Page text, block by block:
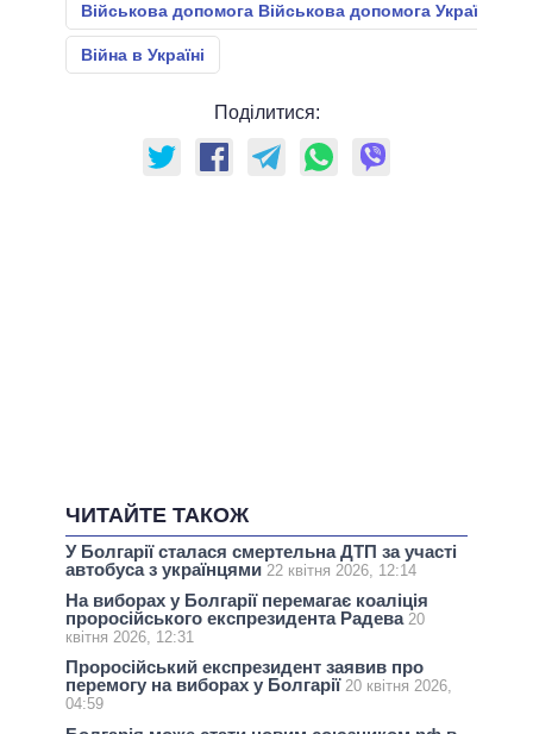
Військова допомога Військова допомога Україні
Війна в Україні
Поділитися:
ЧИТАЙТЕ ТАКОЖ
У Болгарії сталася смертельна ДТП за участі
автобуса з українцями 22 квітня 2026, 12:14
На виборах у Болгарії перемагає коаліція
проросійського експрезидента Радева 20
квітня 2026, 12:31
Проросійський експрезидент заявив про
перемогу на виборах у Болгарії 20 квітня 2026,
04:59